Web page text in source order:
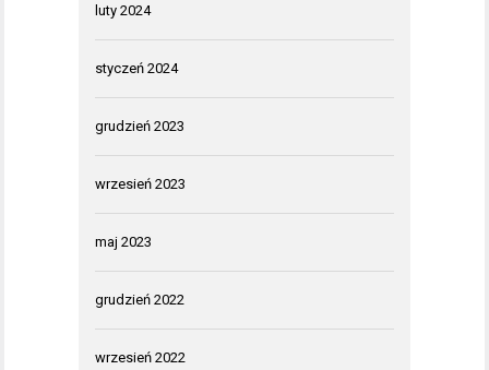
luty 2024
styczeń 2024
grudzień 2023
wrzesień 2023
maj 2023
grudzień 2022
wrzesień 2022